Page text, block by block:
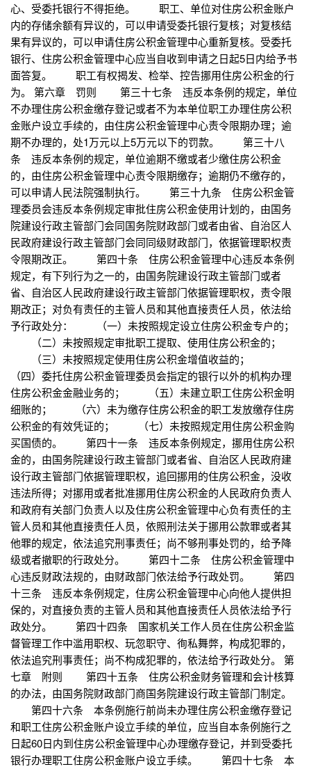
心、受委托银行不得拒绝。 职工、单位对住房公积金账户
内的存储余额有异议的，可以申请受委托银行复核；对复核结
果有异议的，可以申请住房公积金管理中心重新复核。受委托
银行、住房公积金管理中心应当自收到申请之日起5日内给予书
面答复。 职工有权揭发、检举、控告挪用住房公积金的行
为。 第六章 罚则 第三十七条 违反本条例的规定，单位
不办理住房公积金缴存登记或者不为本单位职工办理住房公积
金账户设立手续的，由住房公积金管理中心责令限期办理；逾
期不办理的，处1万元以上5万元以下的罚款。 第三十八
条 违反本条例的规定，单位逾期不缴或者少缴住房公积金
的，由住房公积金管理中心责令限期缴存；逾期仍不缴存的，
可以申请人民法院强制执行。 第三十九条 住房公积金管
理委员会违反本条例规定审批住房公积金使用计划的，由国务
院建设行政主管部门会同国务院财政部门或者由省、自治区人
民政府建设行政主管部门会同同级财政部门，依据管理职权责
令限期改正。 第四十条 住房公积金管理中心违反本条例
规定，有下列行为之一的，由国务院建设行政主管部门或者
省、自治区人民政府建设行政主管部门依据管理职权，责令限
期改正；对负有责任的主管人员和其他直接责任人员，依法给
予行政处分： （一）未按照规定设立住房公积金专户的；
（二）未按照规定审批职工提取、使用住房公积金的；
（三）未按照规定使用住房公积金增值收益的；
（四）委托住房公积金管理委员会指定的银行以外的机构办理
住房公积金金融业务的； （五）未建立职工住房公积金明
细账的； （六）未为缴存住房公积金的职工发放缴存住房
公积金的有效凭证的； （七）未按照规定用住房公积金购
买国债的。 第四十一条 违反本条例规定，挪用住房公积
金的，由国务院建设行政主管部门或者省、自治区人民政府建
设行政主管部门依据管理职权，追回挪用的住房公积金，没收
违法所得；对挪用或者批准挪用住房公积金的人民政府负责人
和政府有关部门负责人以及住房公积金管理中心负有责任的主
管人员和其他直接责任人员，依照刑法关于挪用公款罪或者其
他罪的规定，依法追究刑事责任；尚不够刑事处罚的，给予降
级或者撤职的行政处分。 第四十二条 住房公积金管理中
心违反财政法规的，由财政部门依法给予行政处罚。 第四
十三条 违反本条例规定，住房公积金管理中心向他人提供担
保的，对直接负责的主管人员和其他直接责任人员依法给予行
政处分。 第四十四条 国家机关工作人员在住房公积金监
督管理工作中滥用职权、玩忽职守、徇私舞弊，构成犯罪的，
依法追究刑事责任；尚不构成犯罪的，依法给予行政处分。 第
七章 附则 第四十五条 住房公积金财务管理和会计核算
的办法，由国务院财政部门商国务院建设行政主管部门制定。
第四十六条 本条例施行前尚未办理住房公积金缴存登记
和职工住房公积金账户设立手续的单位，应当自本条例施行之
日起60日内到住房公积金管理中心办理缴存登记，并到受委托
银行办理职工住房公积金账户设立手续。 第四十七条 本